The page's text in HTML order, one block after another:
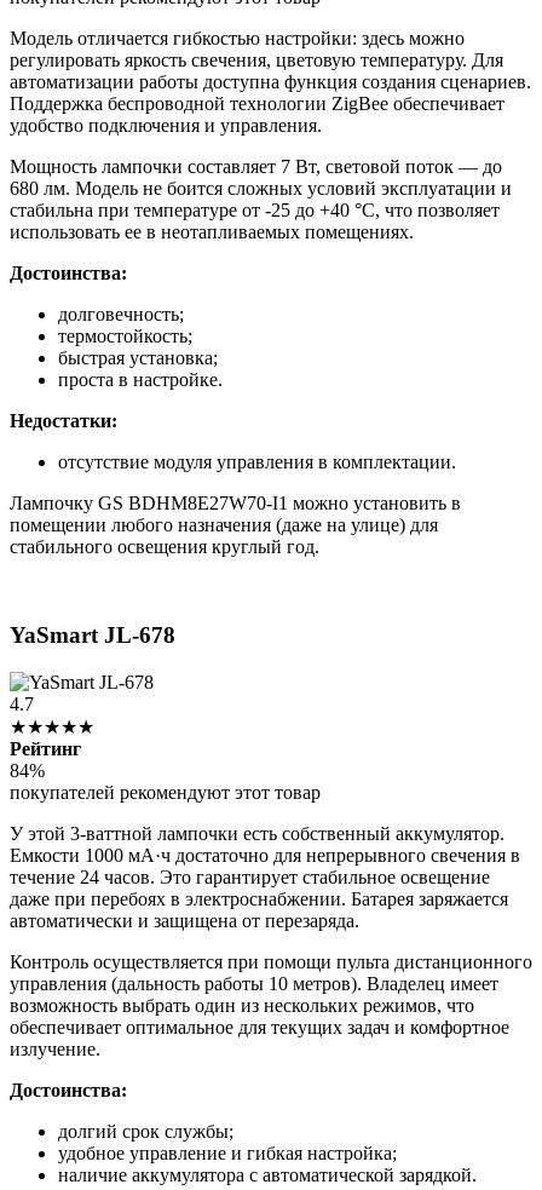
Модель отличается гибкостью настройки: здесь можно
регулировать яркость свечения, цветовую температуру. Для
автоматизации работы доступна функция создания сценариев.
Поддержка беспроводной технологии ZigBee обеспечивает
удобство подключения и управления.
Мощность лампочки составляет 7 Вт, световой поток — до
680 лм. Модель не боится сложных условий эксплуатации и
стабильна при температуре от -25 до +40 °C, что позволяет
использовать ее в неотапливаемых помещениях.
Достоинства:
долговечность;
термостойкость;
быстрая установка;
проста в настройке.
Недостатки:
отсутствие модуля управления в комплектации.
Лампочку GS BDHM8E27W70-I1 можно установить в
помещении любого назначения (даже на улице) для
стабильного освещения круглый год.
YaSmart JL-678
4.7
★★★★★
Рейтинг
84%
покупателей рекомендуют этот товар
У этой 3-ваттной лампочки есть собственный аккумулятор.
Емкости 1000 мА·ч достаточно для непрерывного свечения в
течение 24 часов. Это гарантирует стабильное освещение
даже при перебоях в электроснабжении. Батарея заряжается
автоматически и защищена от перезаряда.
Контроль осуществляется при помощи пульта дистанционного
управления (дальность работы 10 метров). Владелец имеет
возможность выбрать один из нескольких режимов, что
обеспечивает оптимальное для текущих задач и комфортное
излучение.
Достоинства:
долгий срок службы;
удобное управление и гибкая настройка;
наличие аккумулятора с автоматической зарядкой.